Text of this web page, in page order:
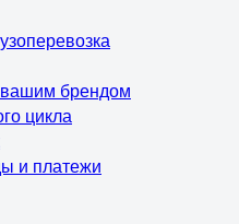
брендом
цикла
и платежи